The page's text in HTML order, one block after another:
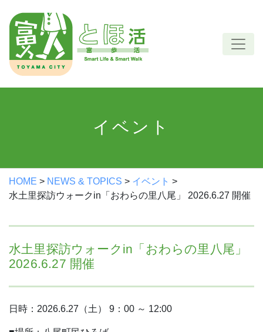
content
イベント
HOME > NEWS & TOPICS > イベント >
水土里探訪ウォークin「おわらの里八尾」 2026.6.27 開催
水土里探訪ウォークin「おわらの里八尾」
2026.6.27 開催
日時：2026.6.27（土） 9：00 ～ 12:00